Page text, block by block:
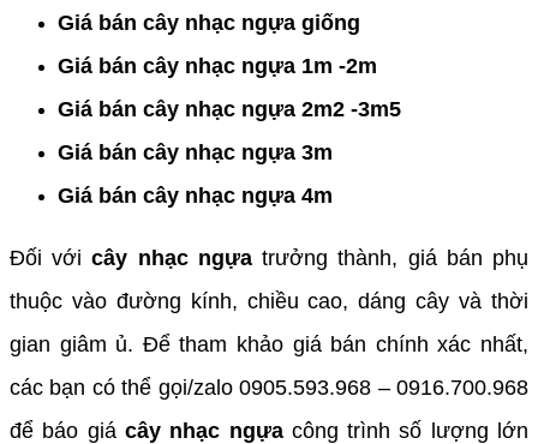
Giá bán cây nhạc ngựa giống
Giá bán cây nhạc ngựa 1m -2m
Giá bán cây nhạc ngựa 2m2 -3m5
Giá bán cây nhạc ngựa 3m
Giá bán cây nhạc ngựa 4m
Đối với cây nhạc ngựatrưởng thành, giá bán phụ
thuộc vào đường kính, chiều cao, dáng cây và thời
gian giâm ủ. Để tham khảo giá bán chính xác nhất,
các bạn có thể gọi/zalo 0905.593.968 – 0916.700.968
để báo giá cây nhạc ngựa công trình số lượng lớn